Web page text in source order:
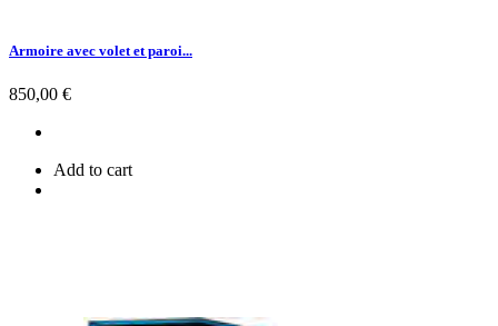
Armoire avec volet et paroi...
Prix
850,00 €
Add to cart